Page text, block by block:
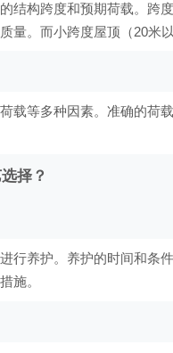
结构跨度和预期荷载。跨
量。而小跨度屋顶（20米
载等多种因素。准确的荷
择？
行养护。养护的时间和条
施。